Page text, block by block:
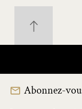
Abonnez-